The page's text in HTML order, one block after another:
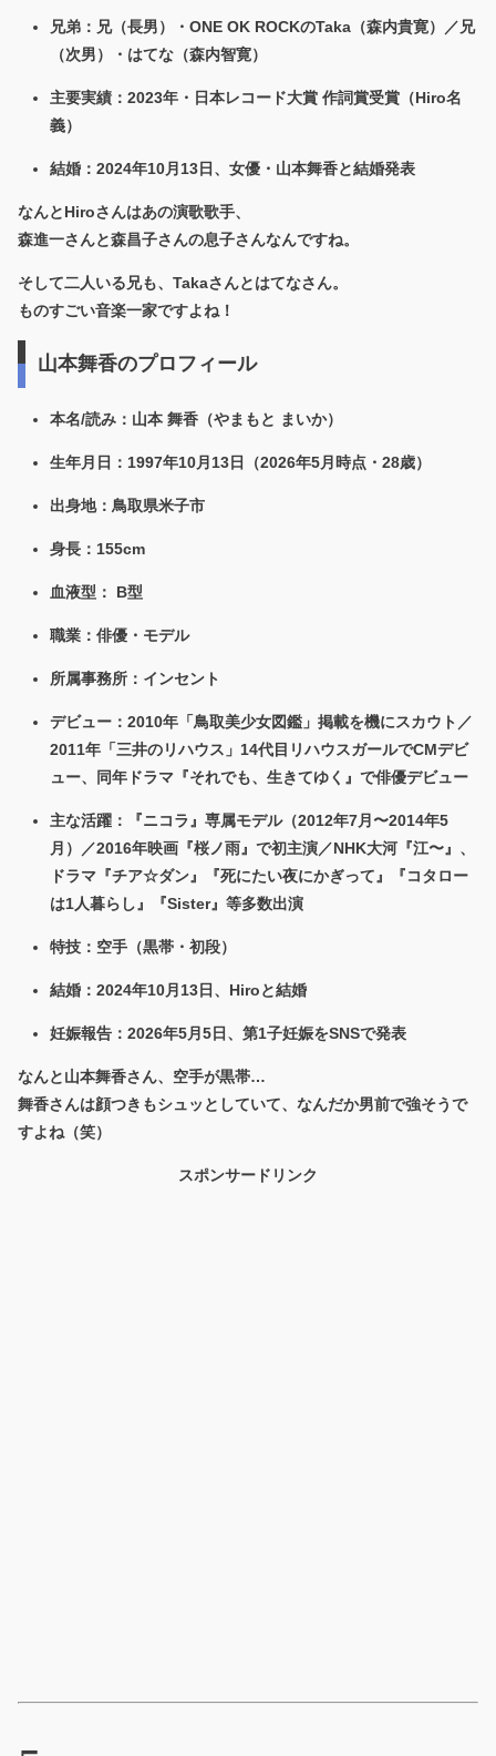
兄弟：兄（長男）・ONE OK ROCKのTaka（森内貴寛）／兄
（次男）・はてな（森内智寛）
主要実績：2023年・日本レコード大賞 作詞賞受賞（Hiro名
義）
結婚：2024年10月13日、女優・山本舞香と結婚発表
なんとHiroさんはあの演歌歌手、
森進一さんと森昌子さんの息子さんなんですね。
そして二人いる兄も、Takaさんとはてなさん。
ものすごい音楽一家ですよね！
山本舞香のプロフィール
本名/読み：山本 舞香（やまもと まいか）
生年月日 ：1997年10月13日（2026年5月時点・28歳）
出身地：鳥取県米子市
身長：155cm
血液型 ： B型
職業：俳優・モデル
所属事務所：インセント
デビュー：2010年「鳥取美少女図鑑」掲載を機にスカウト／
2011年「三井のリハウス」14代目リハウスガールでCMデビ
ュー、同年ドラマ『それでも、生きてゆく』で俳優デビュー
主な活躍：『ニコラ』専属モデル（2012年7月〜2014年5
月）／2016年映画『桜ノ雨』で初主演／NHK大河『江〜』、
ドラマ『チア☆ダン』『死にたい夜にかぎって』『コタロー
は1人暮らし』『Sister』等多数出演
特技：空手（黒帯・初段）
結婚：2024年10月13日、Hiroと結婚
妊娠報告：2026年5月5日、第1子妊娠をSNSで発表
なんと山本舞香さん、空手が黒帯…
舞香さんは顔つきもシュッとしていて、なんだか男前で強そうで
すよね（笑）
スポンサードリンク